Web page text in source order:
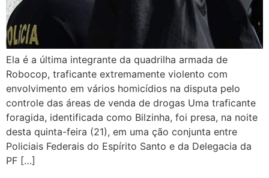
Ela é a última integrante da quadrilha armada de
Robocop, traficante extremamente violento com
envolvimento em vários homicídios na disputa pelo
controle das áreas de venda de drogas Uma traficante
foragida, identificada como Bilzinha, foi presa, na noite
desta quinta-feira (21), em uma ção conjunta entre
Policiais Federais do Espírito Santo e da Delegacia da
PF […]